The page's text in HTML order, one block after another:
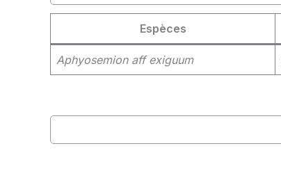
Espèces
Aphyosemion aff exiguum